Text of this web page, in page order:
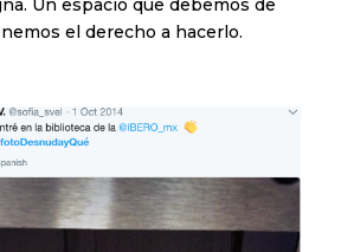
Un espacio que debemos de
el derecho a hacerlo.